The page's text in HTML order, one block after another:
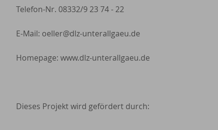
Telefon-Nr. 08332/9 23 74 - 22
E-Mail: oeller@dlz-unterallgaeu.de
Homepage: www.dlz-unterallgaeu.de
Dieses Projekt wird gefördert durch: